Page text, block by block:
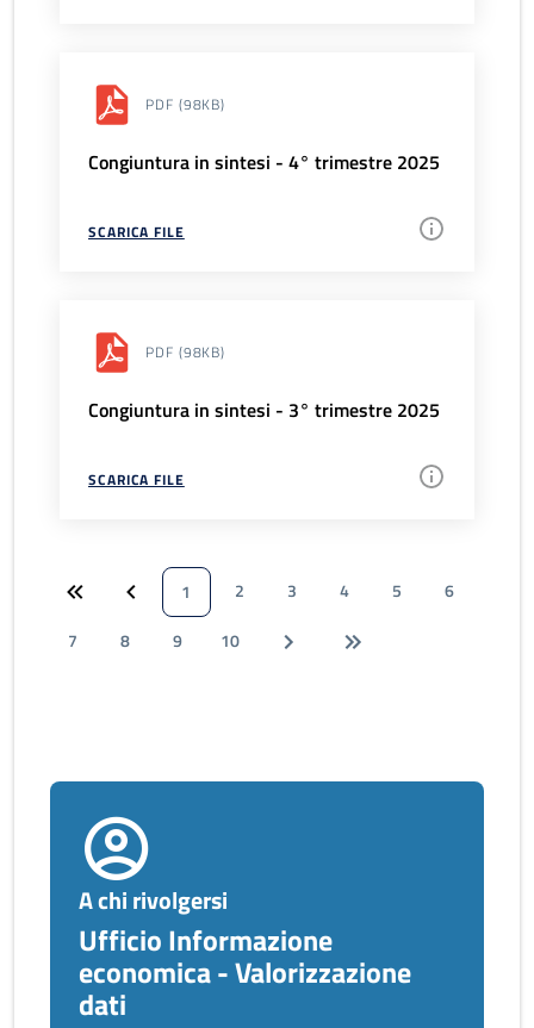
PDF (98KB)
Congiuntura in sintesi - 4° trimestre 2025
SCARICA FILE
PDF (98KB)
Congiuntura in sintesi - 3° trimestre 2025
SCARICA FILE
1 2 3 4 5
6
7
8 9 10
A chi rivolgersi
Ufficio Informazione
economica - Valorizzazione
dati